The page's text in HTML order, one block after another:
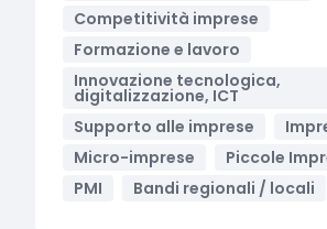
Competitività imprese
Formazione e lavoro
Innovazione tecnologica,
digitalizzazione, ICT
Supporto alle imprese
Micro-imprese
Piccole
PMI
Bandi regionali / locali